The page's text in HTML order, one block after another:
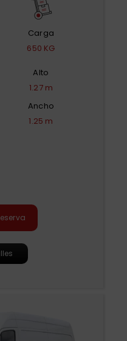
Carga
650 KG
Alto
1.27 m
Ancho
1.25 m